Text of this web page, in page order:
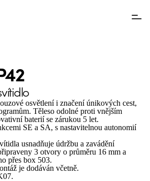
osvětlení i značení únikových cest,
Těleso odolné proti vnějším
baterií se zárukou 5 let.
SE a SA, s nastavitelnou autonomií
usnadňuje údržbu a zavádění
3 otvory o průměru 16 mm a
přes box 503.
je dodáván včetně.